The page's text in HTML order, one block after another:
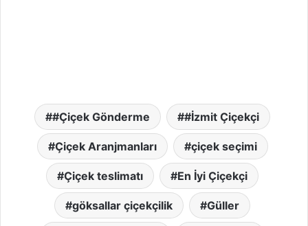
#Çiçek Gönderme #İzmit Çiçekçi
Çiçek Aranjmanları çiçek seçimi
Çiçek teslimatı En İyi Çiçekçi
göksallar çiçekçilik Güller